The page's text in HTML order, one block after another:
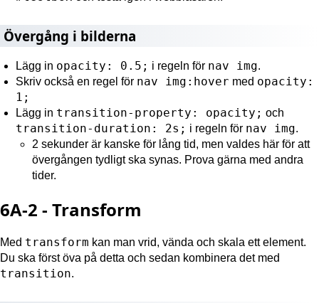
Övergång i bilderna
Lägg in opacity: 0.5; i regeln för nav img.
Skriv också en regel för nav img:hover med opacity:
1;
Lägg in transition-property: opacity; och
transition-duration: 2s; i regeln för nav img.
2 sekunder är kanske för lång tid, men valdes här för att
övergången tydligt ska synas. Prova gärna med andra
tider.
6A-2 - Transform
Med transform kan man vrid, vända och skala ett element.
Du ska först öva på detta och sedan kombinera det med
transition.